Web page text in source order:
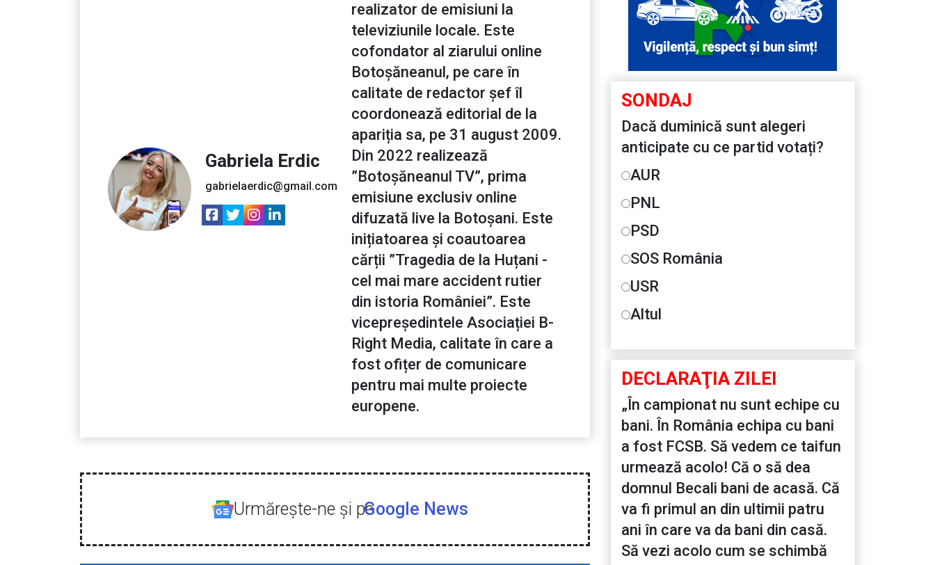
Gabriela Erdic
gabrielaerdic@gmail.com
realizator de emisiuni la
televiziunile locale. Este
cofondator al ziarului online
Botoșăneanul, pe care în
calitate de redactor șef îl
coordonează editorial de la
apariția sa, pe 31 august 2009.
Din 2022 realizează
”Botoșăneanul TV”, prima
emisiune exclusiv online
difuzată live la Botoșani. Este
inițiatoarea și coautoarea
cărții ”Tragedia de la Huțani -
cel mai mare accident rutier
din istoria României”. Este
vicepreședintele Asociației B-
Right Media, calitate în care a
fost ofițer de comunicare
pentru mai multe proiecte
europene.
Urmăreşte-ne şi peGoogle News
SONDAJ
Dacă duminică sunt alegeri
anticipate cu ce partid votați?
AUR
PNL
PSD
SOS România
USR
Altul
DECLARAŢIA ZILEI
„În campionat nu sunt echipe cu
bani. În România echipa cu bani
a fost FCSB. Să vedem ce taifun
urmează acolo! Că o să dea
domnul Becali bani de acasă. Că
va fi primul an din ultimii patru
ani în care va da bani din casă.
Să vezi acolo cum se schimbă